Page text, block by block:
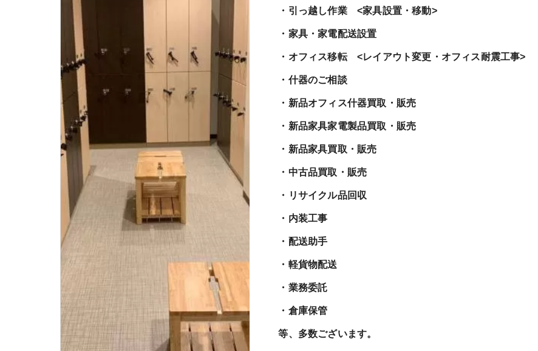
・引っ越し作業 <家具設置・移動>
・家具・家電配送設置
・オフィス移転 <レイアウト変更・オフィス耐震工事>
・什器のご相談
・新品オフィス什器買取・販売
・新品家具家電製品買取・販売
・新品家具買取・販売
・中古品買取・販売
・リサイクル品回収
・内装工事
・配送助手
・軽貨物配送
・業務委託
・倉庫保管
等、多数ございます。